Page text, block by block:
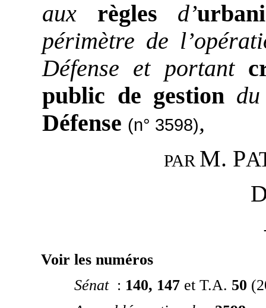
aux règles d’
périmètre de
Défense et portant
public de gestion du
Défense (n° 3598),
PAR M. P
Voir les numéros
Sénat : 140, 147 et T.A. 50